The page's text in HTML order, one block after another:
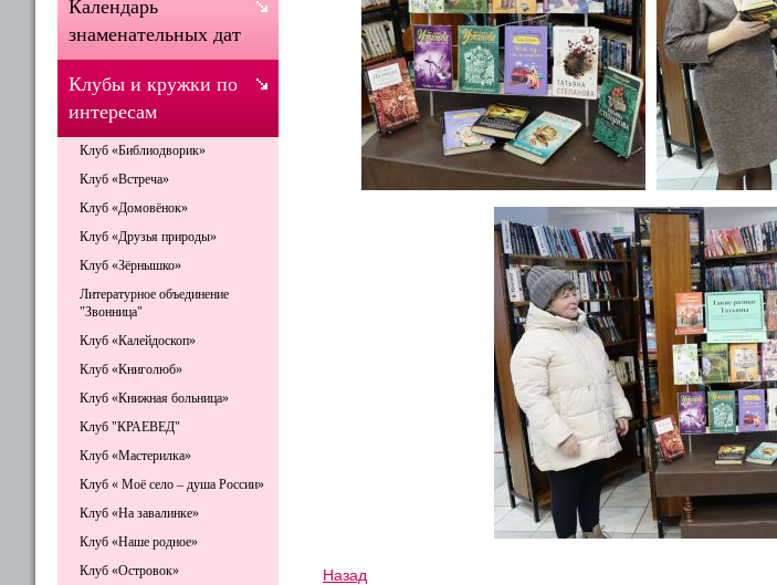
Назад
Календарь
знаменательных дат
Клубы и кружки по
интересам
Клуб «Библиодворик»
Клуб «Встреча»
Клуб «Домовёнок»
Клуб «Друзья природы»
Клуб «Зёрнышко»
Литературное объединение
"Звонница"
Клуб «Калейдоскоп»
Клуб «Книголюб»
Клуб «Книжная больница»
Клуб "КРАЕВЕД"
Клуб «Мастерилка»
Клуб « Моё село – душа России»
Клуб «На завалинке»
Клуб «Наше родное»
Клуб «Островок»